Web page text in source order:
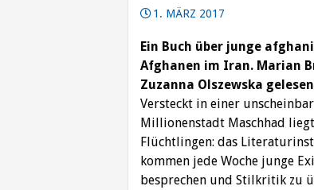
1. MÄRZ 2017
Ein Buch über junge
Afghanen im Iran. Marian
Zuzanna Olszewska
Versteckt in einer
Millionenstadt Maschhad
Flüchtlingen: das
kommen jede Woche junge
besprechen und Stilkritik zu